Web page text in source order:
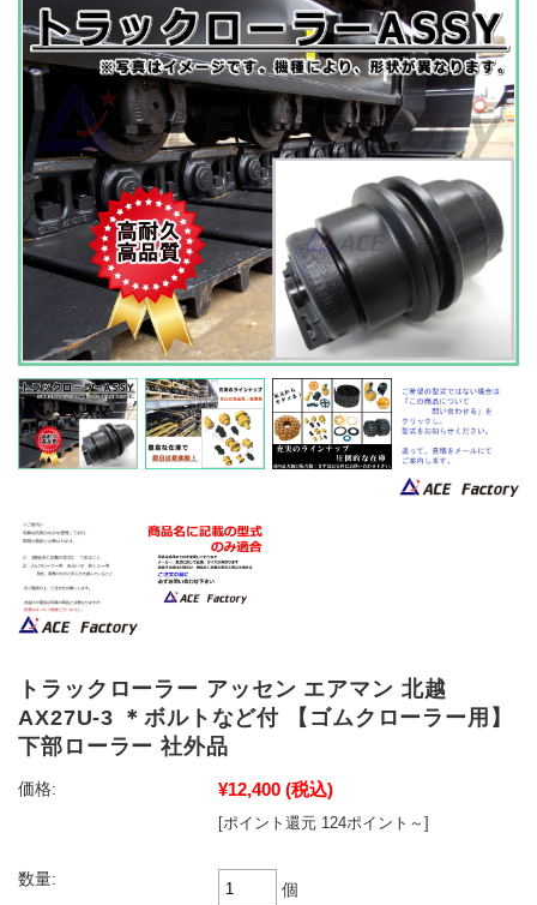
トラックローラー アッセン エアマン 北越
AX27U-3 ＊ボルトなど付 【ゴムクローラー用】
下部ローラー 社外品
価格: ¥12,400 (税込)
[ポイント還元 124ポイント～]
数量:
個